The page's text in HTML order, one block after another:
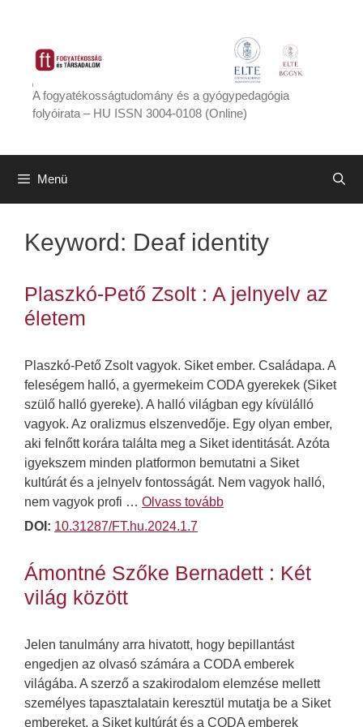
tartalomba
A fogyatékosságtudomány és a gyógypedagógia
folyóirata – HU ISSN 3004-0108 (Online)
Menü
Keyword: Deaf identity
Plaszkó-Pető Zsolt : A jelnyelv az
életem
Plaszkó-Pető Zsolt vagyok. Siket ember. Családapa. A
feleségem halló, a gyermekeim CODA gyerekek (Siket
szülő halló gyereke). A halló világban egy kívülálló
vagyok. Az oralizmus elszenvedője. Egy olyan ember,
aki felnőtt korára találta meg a Siket identitását. Azóta
igyekszem minden platformon bemutatni a Siket
kultúrát és a jelnyelv fontosságát. Nem vagyok halló,
nem vagyok profi … Olvass tovább
DOI: 10.31287/FT.hu.2024.1.7
Ámontné Szőke Bernadett : Két
világ között
Jelen tanulmány arra hivatott, hogy bepillantást
engedjen az olvasó számára a CODA emberek
világába. A szerző a szakirodalom elemzése mellett
személyes tapasztalatain keresztül mutatja be a Siket
embereket, a Siket kultúrát és a CODA emberek